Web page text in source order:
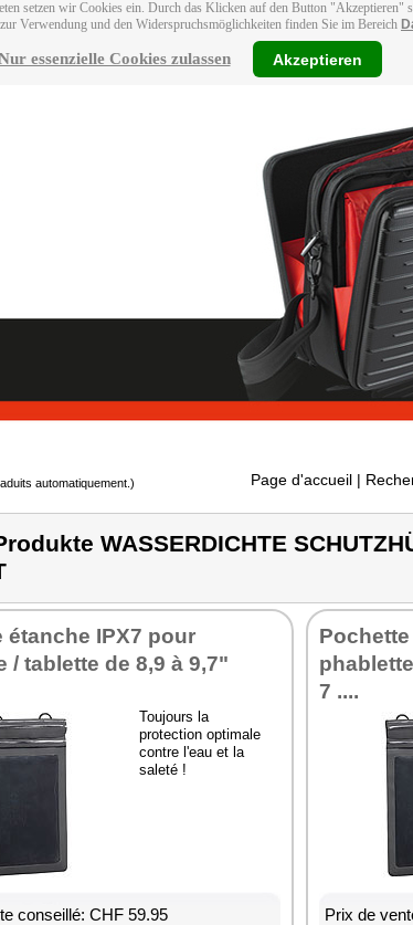
setzen wir Cookies ein. Durch das Klicken auf den Button "Akzeptieren"
Verwendung und den Widerspruchsmöglichkeiten finden Sie im Bereich
essenzielle Cookies zulassen Akzeptieren
automatiquement.) Page d'accueil |
WASSERDICHTE
étanche IPX7 pour
/ tablette de 8,9 à 9,7"
Toujours la
protection optimale
contre l'eau et la
saleté !
conseillé: CHF 59.95
7 ....
Prix de